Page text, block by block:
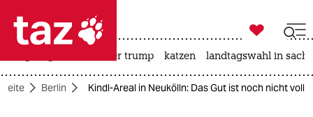
 taz zahl ich
taz zahl ich

taz zahl ich
usa unter trump katzen landtagswahl in
Berlin Kindl-Areal in Neukölln: Das Gut ist noch nicht voll